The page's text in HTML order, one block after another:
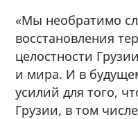
«Мы необратимо
восстановления
целостности
и мира. И в
усилий для того,
Грузии, в том